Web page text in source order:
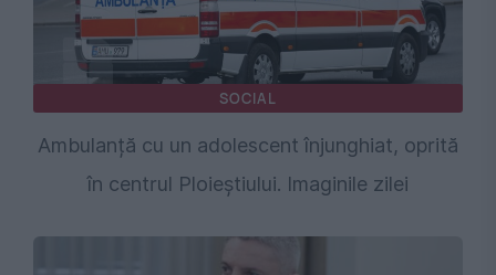
SOCIAL
Ambulanță cu un adolescent înjunghiat, oprită
în centrul Ploieștiului. Imaginile zilei